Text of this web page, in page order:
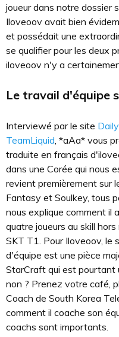
joueur dans notre dossier
Iloveoov avait bien
et possédait une
se qualifier pour les deux
iloveoov n'y a
Le travail d'équipe
Interviewé par le site
TeamLiquid , *aAa* vous
traduite en français
dans une Corée qui nous
revient premièrement sur
Fantasy et Soulkey, tous
nous explique comment il
quatre joueurs au skill
SKT T1. Pour Iloveoov, le
d'équipe est une pièce
StarCraft qui est pourtant
non ? Prenez votre café,
Coach de South Korea
comment il coache son
coachs sont importants.